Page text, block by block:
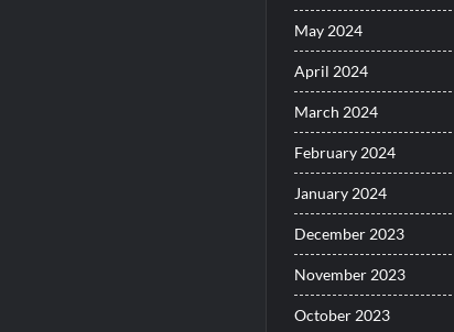
May 2024
April 2024
March 2024
February 2024
January 2024
December 2023
November 2023
October 2023